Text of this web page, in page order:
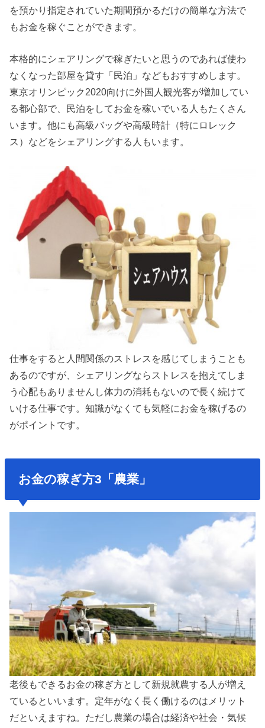
を預かり指定されていた期間預かるだけの簡単な方法で
もお金を稼ぐことができます。
本格的にシェアリングで稼ぎたいと思うのであれば使わ
なくなった部屋を貸す「民泊」などもおすすめします。
東京オリンピック2020向けに外国人観光客が増加してい
る都心部で、民泊をしてお金を稼いでいる人もたくさん
います。他にも高級バッグや高級時計（特にロレック
ス）などをシェアリングする人もいます。
仕事をすると人間関係のストレスを感じてしまうことも
あるのですが、シェアリングならストレスを抱えてしま
う心配もありませんし体力の消耗もないので長く続けて
いける仕事です。知識がなくても気軽にお金を稼げるの
がポイントです。
お金の稼ぎ方3「農業」
老後もできるお金の稼ぎ方として新規就農する人が増え
ているといいます。定年がなく長く働けるのはメリット
だといえますね。ただし農業の場合は経済や社会・気候